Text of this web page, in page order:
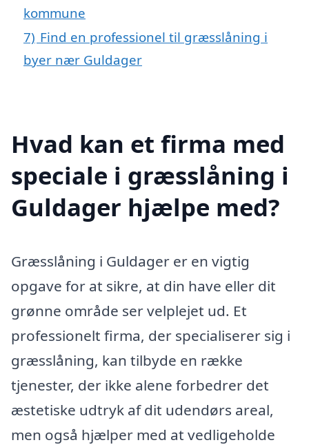
kommune
7) Find en professionel til græsslåning i
byer nær Guldager
Hvad kan et firma med
speciale i græsslåning i
Guldager hjælpe med?
Græsslåning i Guldager er en vigtig
opgave for at sikre, at din have eller dit
grønne område ser velplejet ud. Et
professionelt firma, der specialiserer sig i
græsslåning, kan tilbyde en række
tjenester, der ikke alene forbedrer det
æstetiske udtryk af dit udendørs areal,
men også hjælper med at vedligeholde